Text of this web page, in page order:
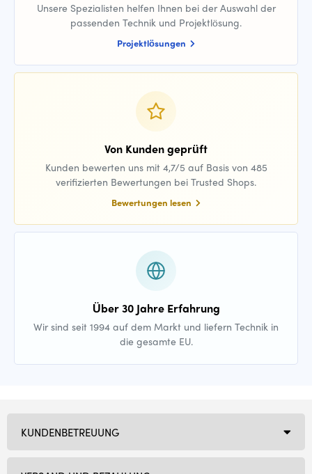
Unsere Spezialisten helfen Ihnen bei der Auswahl der
passenden Technik und Projektlösung.
Projektlösungen
Von Kunden geprüft
Kunden bewerten uns mit 4,7/5 auf Basis von 485
verifizierten Bewertungen bei Trusted Shops.
Bewertungen lesen
Über 30 Jahre Erfahrung
Wir sind seit 1994 auf dem Markt und liefern Technik in
die gesamte EU.
KUNDENBETREUUNG